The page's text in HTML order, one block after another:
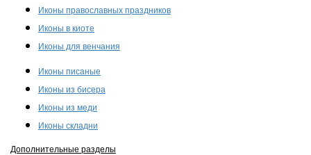
Иконы православных праздников
Иконы в киоте
Иконы для венчания
Иконы писаные
Иконы из бисера
Иконы из меди
Иконы складни
Дополнительные разделы